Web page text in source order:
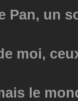
Pan, un
moi,
le